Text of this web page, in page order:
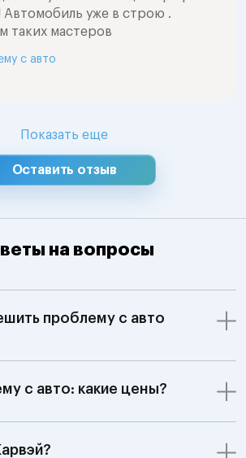
Автомобиль уже в строю .
таких мастеров
с авто
Показать еще
Оставить отзыв
на вопросы
проблему с авто
с авто: какие цены?